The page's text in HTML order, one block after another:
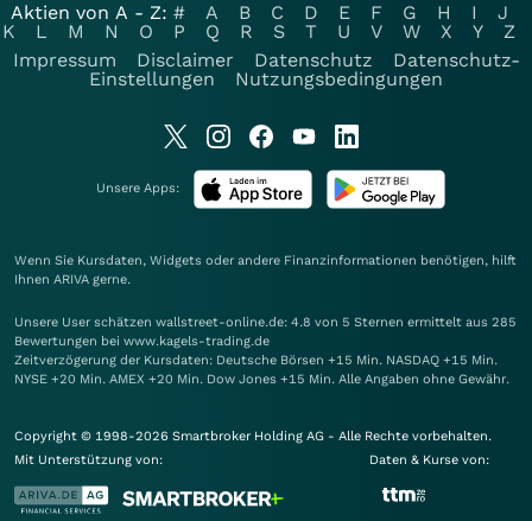
Aktien von A - Z: # A B C D E F G H I
J
K
L M N O P Q R S T U V W X Y
Z
Impressum
Disclaimer Datenschutz
Datenschutz-
Einstellungen
Nutzungsbedingungen
Unsere Apps:
Wenn Sie Kursdaten, Widgets oder andere Finanzinformationen benötigen, hilft
Ihnen ARIVA gerne.
Unsere User schätzen wallstreet-online.de: 4.8 von 5 Sternen ermittelt aus 285
Bewertungen bei www.kagels-trading.de
Zeitverzögerung der Kursdaten: Deutsche Börsen +15 Min. NASDAQ +15 Min.
NYSE +20 Min. AMEX +20 Min. Dow Jones +15 Min. Alle Angaben ohne Gewähr.
Copyright © 1998-2026 Smartbroker Holding AG - Alle Rechte vorbehalten.
Mit Unterstützung von:
Daten & Kurse von: